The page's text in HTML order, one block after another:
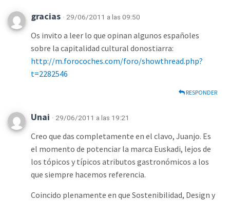
gracias · 29/06/2011 a las 09:50
Os invito a leer lo que opinan algunos españoles
sobre la capitalidad cultural donostiarra:
http://m.forocoches.com/foro/showthread.php?
t=2282546
RESPONDER
Unai · 29/06/2011 a las 19:21
Creo que das completamente en el clavo, Juanjo. Es
el momento de potenciar la marca Euskadi, lejos de
los tópicos y típicos atributos gastronómicos a los
que siempre hacemos referencia.
Coincido plenamente en que Sostenibilidad, Design y